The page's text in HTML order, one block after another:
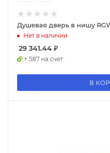
Душевая дверь в нишу
Нет в наличии
29 341.44 ₽
+ 587 на счет
В